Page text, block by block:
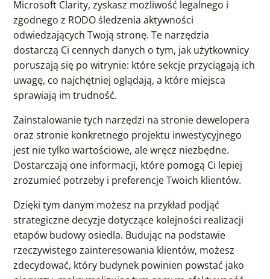
Microsoft Clarity, zyskasz możliwość legalnego i
zgodnego z RODO śledzenia aktywności
odwiedzających Twoją stronę. Te narzędzia
dostarczą Ci cennych danych o tym, jak użytkownicy
poruszają się po witrynie: które sekcje przyciągają ich
uwagę, co najchętniej oglądają, a które miejsca
sprawiają im trudność.
Zainstalowanie tych narzędzi na stronie dewelopera
oraz stronie konkretnego projektu inwestycyjnego
jest nie tylko wartościowe, ale wręcz niezbędne.
Dostarczają one informacji, które pomogą Ci lepiej
zrozumieć potrzeby i preferencje Twoich klientów.
Dzięki tym danym możesz na przykład podjąć
strategiczne decyzje dotyczące kolejności realizacji
etapów budowy osiedla. Budując na podstawie
rzeczywistego zainteresowania klientów, możesz
zdecydować, który budynek powinien powstać jako